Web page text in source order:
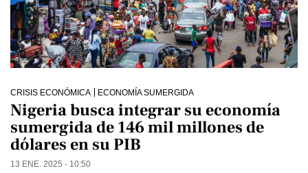
CRISIS ECONÓMICA ECONOMÍA SUMERGIDA
Nigeria busca integrar su economía
sumergida de 146 mil millones de
dólares en su PIB
13 ENE. 2025 - 10:50